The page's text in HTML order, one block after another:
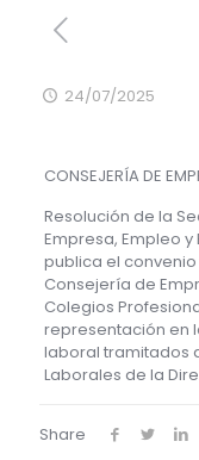
24/07/2025
CONSEJERÍA DE
Resolución de la
Empresa, Empleo
publica el
Consejería de
Colegios
representación en
laboral tramitados
Laborales de la
Share